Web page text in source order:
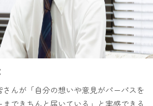
んが「自分の想いや意見がパーパスを
できちんと届いている」と実感できる